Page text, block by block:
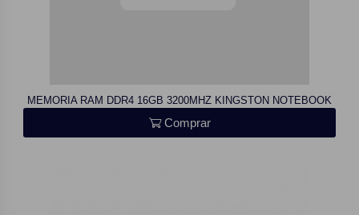
MEMORIA RAM DDR4 16GB 3200MHZ KINGSTON NOTEBOOK
Comprar